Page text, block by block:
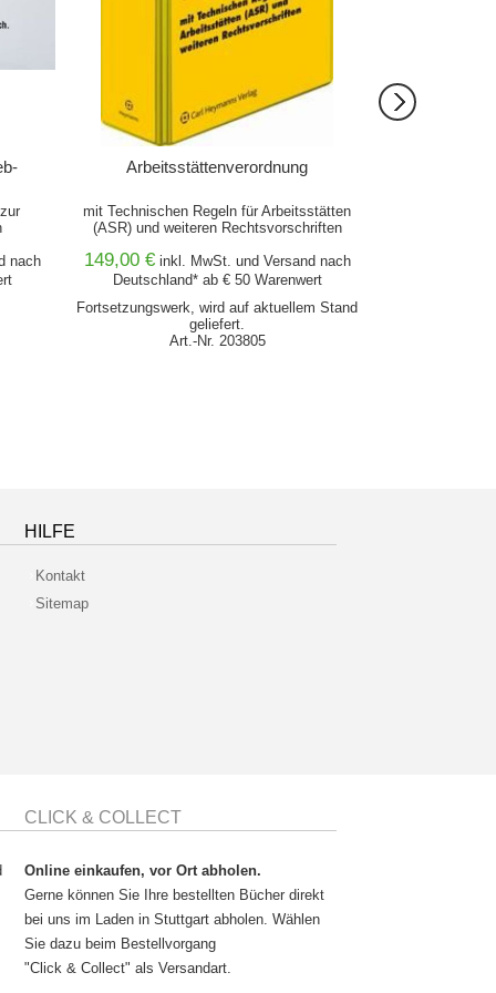
nach
Arbeitsstättenverordnung
mit Technischen Regeln für Arbeitsstätten
(ASR) und weiteren Rechtsvorschriften
149,00 € inkl. MwSt. und Versandnach
Deutschland* ab € 50 Warenwert
Fortsetzungswerk, wird auf aktuellem Stand
geliefert.
Art.-Nr. 203805
HILFE
Kontakt
Sitemap
CLICK & COLLECT
Online einkaufen, vor Ort abholen.
Gerne können Sie Ihre bestellten Bücher direkt
bei uns im Laden in Stuttgart abholen. Wählen
Sie dazu beim Bestellvorgang
"Click & Collect" als Versandart.